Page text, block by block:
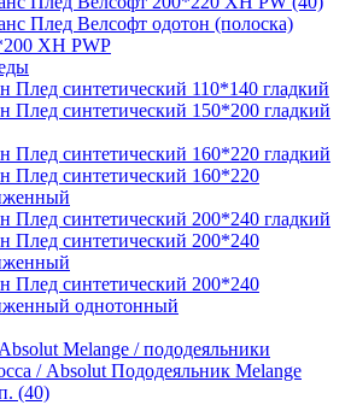
Плед Велсофт одотон (полоска)
XH PWP
Плед синтетический 110*140 гладкий
Плед синтетический 150*200 гладкий
Плед синтетический 160*220 гладкий
Плед синтетический 160*220
Плед синтетический 200*240 гладкий
Плед синтетический 200*240
Плед синтетический 200*240
однотонный
Melange / пододеяльники
/ Absolut Пододеяльник Melange
(40)